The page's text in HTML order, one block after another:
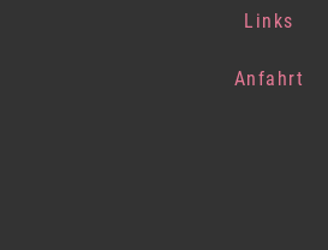
Links
Anfahrt